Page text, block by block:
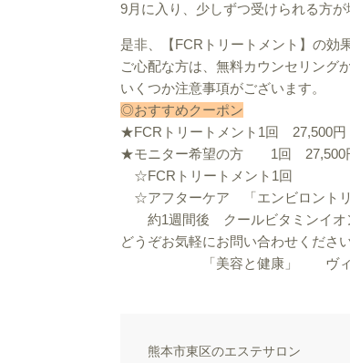
9月に入り、少しずつ受けられる方が
是非、【FCRトリートメント】の効
ご心配な方は、無料カウンセリング
いくつか注意事項がございます。
◎おすすめクーポン
★FCRトリートメント1回 27,500円
★モニター希望の方 1回 27,500
☆FCRトリートメント1回
☆アフターケア 「エンビロントリ
約1週間後 クールビタミンイオ
どうぞお気軽にお問い合わせください
「美容と健康」 ヴィ
熊本市東区のエステサロン